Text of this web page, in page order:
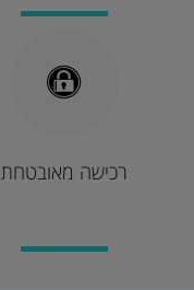
רכישה מאובטחת